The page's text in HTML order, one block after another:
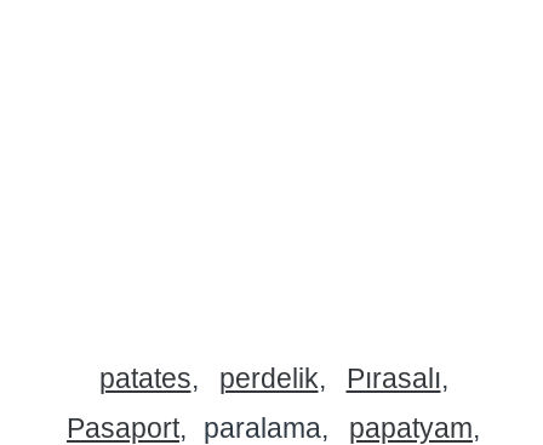
patates perdelik
Pırasalı
Pasaport
paralama
papatyam